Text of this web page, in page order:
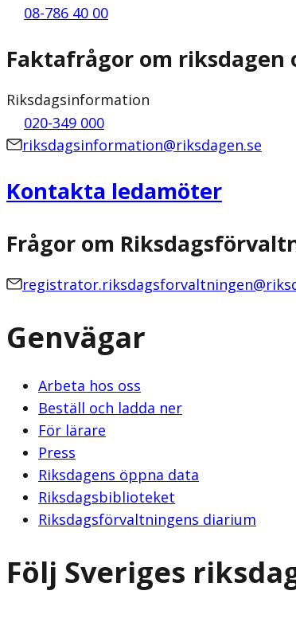
08-786 40 00
Faktafrågor om riksdagen
Riksdagsinformation
020-349 000
riksdagsinformation@riksdagen.se
Kontakta ledamöter
Frågor om
Genvägar
Arbeta hos oss
Beställ och ladda ner
För lärare
Press
Riksdagens öppna data
Riksdagsbiblioteket
Riksdagsförvaltningens diarium
Följ Sveriges